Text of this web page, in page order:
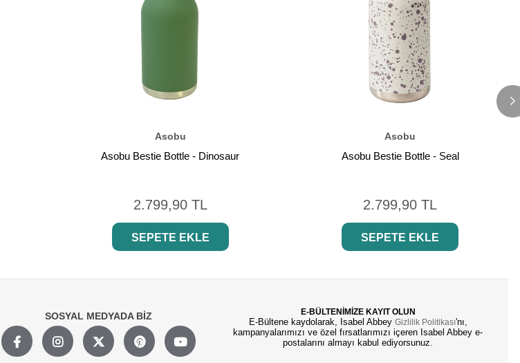
Asobu
Asobu Bestie Bottle - Dinosaur
2.799,90 TL
SEPETE EKLE
Asobu
Asobu Bestie Bottle - Seal
2.799,90 TL
SEPETE EKLE
SOSYAL MEDYADA BİZ E-BÜLTENİMİZE KAYIT OLUN
E-Bültene kaydolarak, Isabel Abbey Gizlilik Politikası'nı,
kampanyalarımızı ve özel fırsatlarımızı içeren Isabel Abbey e-
postalarını almayı kabul ediyorsunuz.